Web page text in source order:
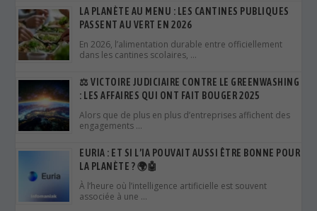
LA PLANÈTE AU MENU : LES CANTINES PUBLIQUES
PASSENT AU VERT EN 2026
En 2026, l’alimentation durable entre officiellement
dans les cantines scolaires, …
⚖️ VICTOIRE JUDICIAIRE CONTRE LE GREENWASHING
: LES AFFAIRES QUI ONT FAIT BOUGER 2025
Alors que de plus en plus d’entreprises affichent des
engagements …
EURIA : ET SI L’IA POUVAIT AUSSI ÊTRE BONNE POUR
LA PLANÈTE ? 🌍🤖
À l’heure où l’intelligence artificielle est souvent
associée à une …